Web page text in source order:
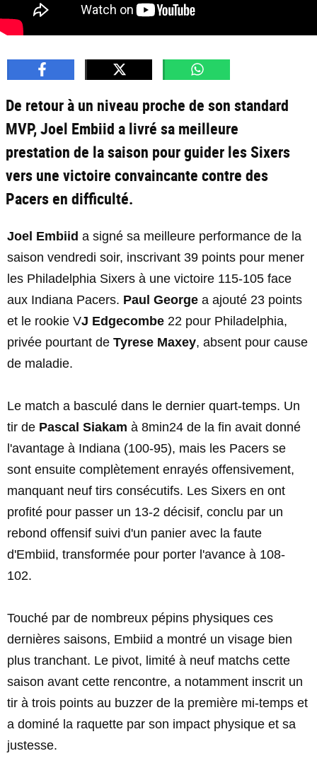
De retour à un niveau proche de son standard
MVP, Joel Embiid a livré sa meilleure
prestation de la saison pour guider les Sixers
vers une victoire convaincante contre des
Pacers en difficulté.
Joel Embiid a signé sa meilleure performance de la
saison vendredi soir, inscrivant 39 points pour mener
les Philadelphia Sixers à une victoire 115-105 face
aux Indiana Pacers. Paul George a ajouté 23 points
et le rookie VJ Edgecombe 22 pour Philadelphia,
privée pourtant de Tyrese Maxey, absent pour cause
de maladie.
Le match a basculé dans le dernier quart-temps. Un
tir de Pascal Siakam à 8min24 de la fin avait donné
l'avantage à Indiana (100-95), mais les Pacers se
sont ensuite complètement enrayés offensivement,
manquant neuf tirs consécutifs. Les Sixers en ont
profité pour passer un 13-2 décisif, conclu par un
rebond offensif suivi d'un panier avec la faute
d'Embiid, transformée pour porter l'avance à 108-
102.
Touché par de nombreux pépins physiques ces
dernières saisons, Embiid a montré un visage bien
plus tranchant. Le pivot, limité à neuf matchs cette
saison avant cette rencontre, a notamment inscrit un
tir à trois points au buzzer de la première mi-temps et
a dominé la raquette par son impact physique et sa
justesse.